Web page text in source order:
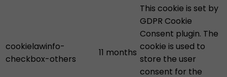
cookielawinfo-
checkbox-others
11 months
This cookie is set by
GDPR Cookie
Consent plugin. The
cookie is used to
store the user
consent for the